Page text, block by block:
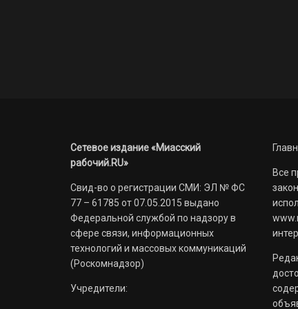
Сетевое издание «Миасский
рабочий.RU»
Свид-во о регистрации СМИ: ЭЛ № ФС
77 – 61785 от 07.05.2015 выдано
Федеральной службой по надзору в
сфере связи, информационных
технологий и массовых коммуникаций
(Роскомнадзор)
Учредители:
Все